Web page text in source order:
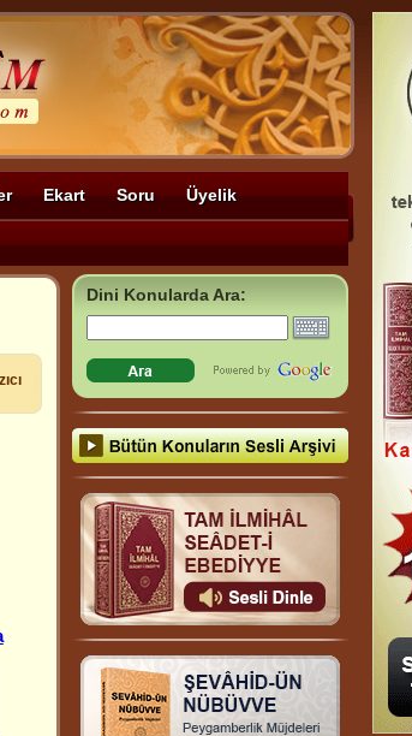
Ekart Soru Üyelik
Dini Konularda Ara: